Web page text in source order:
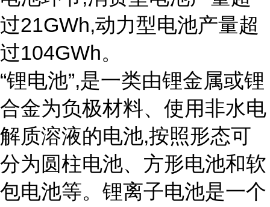
过21GWh,动力型电池产量超
过104GWh。
“锂电池”,是一类由锂金属或锂
合金为负极材料、使用非水电
解质溶液的电池,按照形态可
分为圆柱电池、方形电池和软
包电池等。锂离子电池是一个